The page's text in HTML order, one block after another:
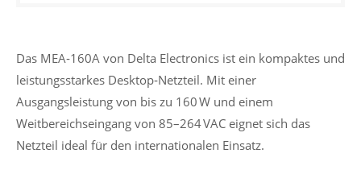
Das MEA‑160A von Delta Electronics ist ein kompaktes und
leistungsstarkes Desktop‑Netzteil. Mit einer
Ausgangsleistung von bis zu 160 W und einem
Weitbereichseingang von 85–264 VAC eignet sich das
Netzteil ideal für den internationalen Einsatz.